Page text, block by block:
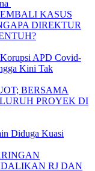
APD Covid-
Kini Tak
Diduga Kuasi